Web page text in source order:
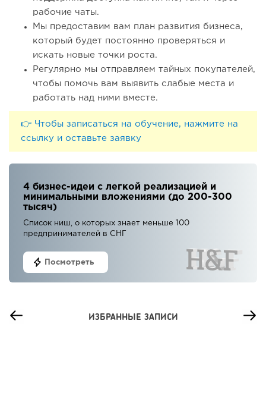
рабочие чаты.
Мы предоставим вам план развития бизнеса,
который будет постоянно проверяться и
искать новые точки роста.
Регулярно мы отправляем тайных покупателей,
чтобы помочь вам выявить слабые места и
работать над ними вместе.
👉 Чтобы записаться на обучение, нажмите на
ссылку и оставьте заявку
4 бизнес-идеи с легкой реализацией и
минимальными вложениями (до 200-300
тысяч)
Список ниш, о которых знает меньше 100
предпринимателей в СНГ
Посмотреть
ИЗБРАННЫЕ ЗАПИСИ